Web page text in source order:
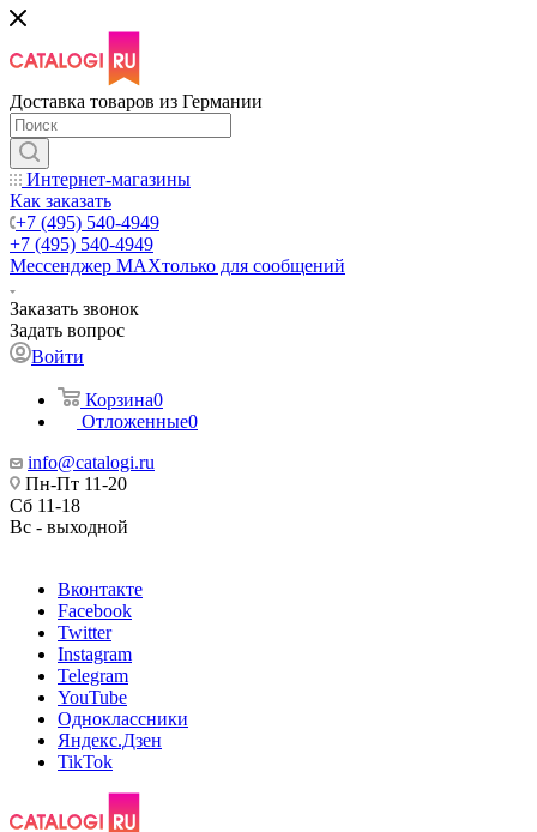
Доставка товаров из Германии
Интернет-магазины
Как заказать
+7 (495) 540-4949
+7 (495) 540-4949
Мессенджер МАХтолько для сообщений
Заказать звонок
Задать вопрос
Войти
Корзина0
Отложенные0
info@catalogi.ru
Пн-Пт 11-20
Сб 11-18
Вс - выходной
Вконтакте
Facebook
Twitter
Instagram
Telegram
YouTube
Одноклассники
Яндекс.Дзен
TikTok